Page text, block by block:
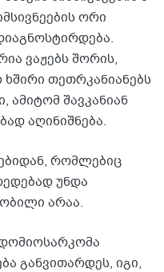
ორი
ვაჟებს შორის,
თეთრკანიანებს
ამიტომ შავკანიან
აღინიშნება.
რომლებიც
უნდა
არაა.
განვითარდეს, იგი,